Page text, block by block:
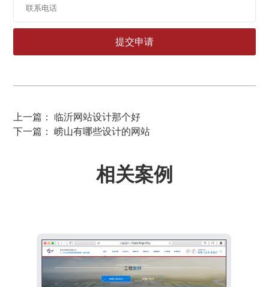
上一篇： 临沂网站设计那个好
下一篇： 崂山有哪些设计的网站
相关案例